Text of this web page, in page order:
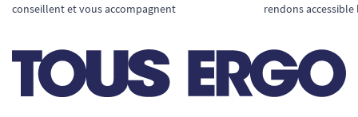
conseillent et vous accompagnent
rendons